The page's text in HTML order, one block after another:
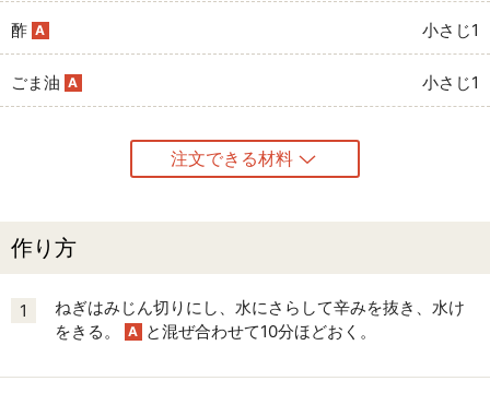
酢 A 小さじ1
ごま油 A 小さじ1
注文できる材料
作り方
1
ねぎはみじん切りにし、水にさらして辛みを抜き、水け
をきる。
A と混ぜ合わせて10分ほどおく。